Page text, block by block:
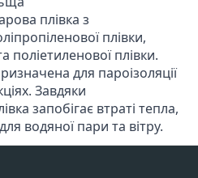
плівка з
плівки,
поліетиленової плівки.
для пароізоляції
Завдяки
запобігає втраті тепла,
водяної пари та вітру.